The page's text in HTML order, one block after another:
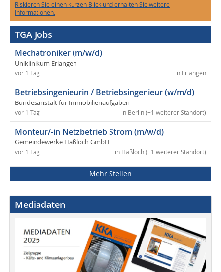
Riskieren Sie einen kurzen Blick und erhalten Sie weitere
Informationen.
TGA Jobs
Mechatroniker (m/w/d)
Uniklinikum Erlangen
in Erlangen
vor 1 Tag
Betriebsingenieurin / Betriebsingenieur (w/m/d)
Bundesanstalt für Immobilienaufgaben
in Berlin (+1 weiterer Standort)
vor 1 Tag
Monteur/-in Netzbetrieb Strom (m/w/d)
Gemeindewerke Haßloch GmbH
in Haßloch (+1 weiterer Standort)
vor 1 Tag
Mehr Stellen
Mediadaten